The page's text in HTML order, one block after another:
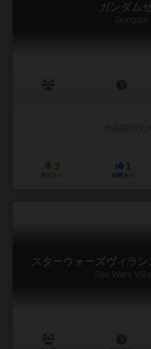
ガンダム
Gungam
3
興味あり
1
経験あり
スターウォーズヴィラ
Star Wars